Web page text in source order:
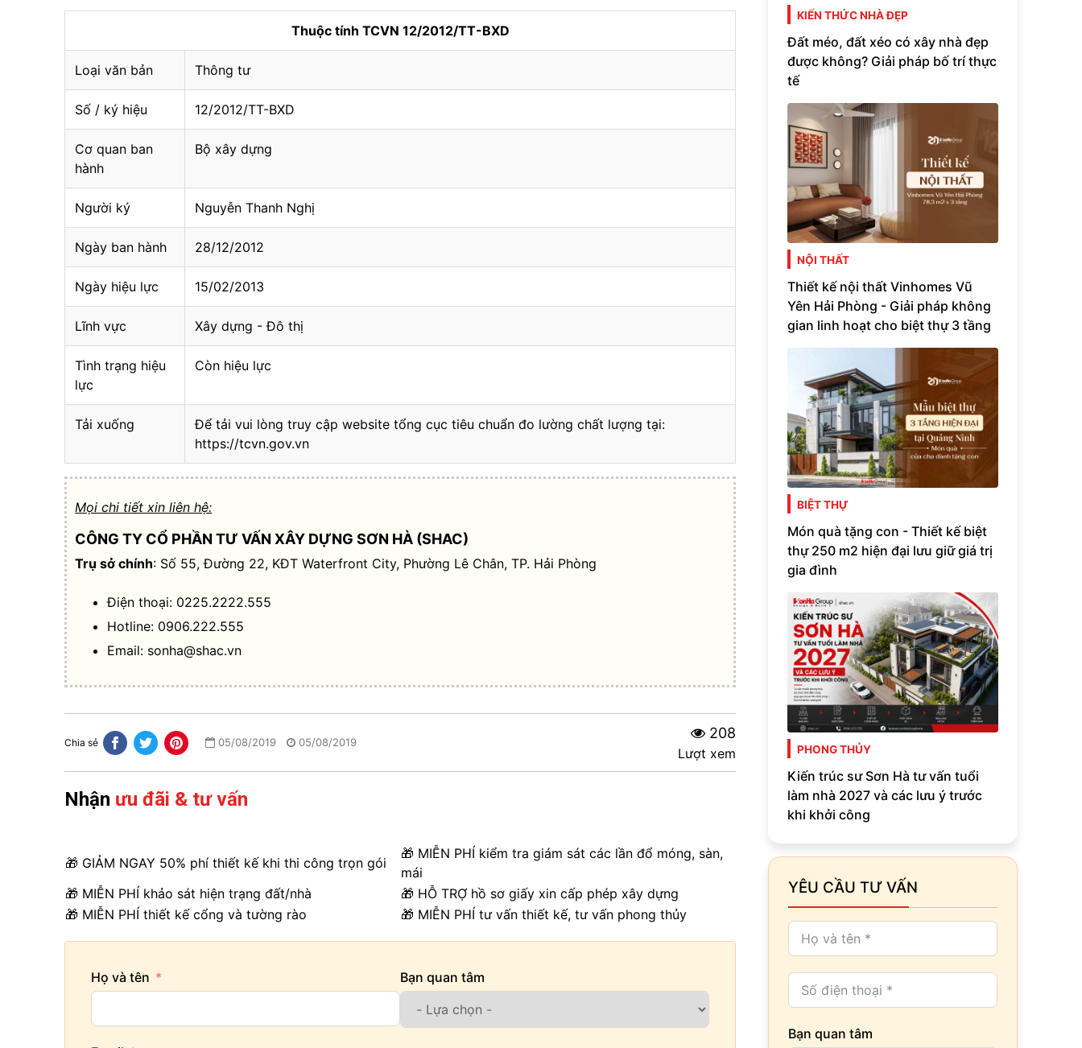
Thuộc tính TCVN 12/2012/TT-BXD
Loại văn bản Thông tư
Số / ký hiệu 12/2012/TT-BXD
Cơ quan ban
hành
Bộ xây dựng
Người ký Nguyễn Thanh Nghị
Ngày ban hành 28/12/2012
Ngày hiệu lực 15/02/2013
Lĩnh vực Xây dựng - Đô thị
Tình trạng hiệu
lực
Còn hiệu lực
Tải xuống
Để tải vui lòng truy cập website tổng cục tiêu chuẩn đo lường chất lượng tại:
https://tcvn.gov.vn
Mọi chi tiết xin liên hệ:
CÔNG TY CỔ PHẦN TƯ VẤN XÂY DỰNG SƠN HÀ (SHAC)
Trụ sở chính: Số 55, Đường 22, KĐT Waterfront City, Phường Lê Chân, TP. Hải Phòng
Điện thoại: 0225.2222.555
Hotline: 0906.222.555
Email: sonha@shac.vn
Chia sẻ 05/08/2019 05/08/2019
208
Lượt xem
Nhận ưu đãi & tư vấn
🎁 GIẢM NGAY 50% phí thiết kế khi thi công trọn gói
🎁 MIỄN PHÍ kiểm tra giám sát các lần đổ móng, sàn,
mái
🎁 MIỄN PHÍ khảo sát hiện trạng đất/nhà
🎁 HỖ TRỢ hồ sơ giấy xin cấp phép xây dựng
🎁 MIỄN PHÍ thiết kế cổng và tường rào
🎁 MIỄN PHÍ tư vấn thiết kế, tư vấn phong thủy
Họ và tên Bạn quan tâm
KIẾN THỨC NHÀ ĐẸP
Đất méo, đất xéo có xây nhà đẹp
được không? Giải pháp bố trí thực
tế
NỘI THẤT
Thiết kế nội thất Vinhomes Vũ
Yên Hải Phòng - Giải pháp không
gian linh hoạt cho biệt thự 3 tầng
BIỆT THỰ
Món quà tặng con - Thiết kế biệt
thự 250 m2 hiện đại lưu giữ giá trị
gia đình
PHONG THỦY
Kiến trúc sư Sơn Hà tư vấn tuổi
làm nhà 2027 và các lưu ý trước
khi khởi công
YÊU CẦU TƯ VẤN
Bạn quan tâm